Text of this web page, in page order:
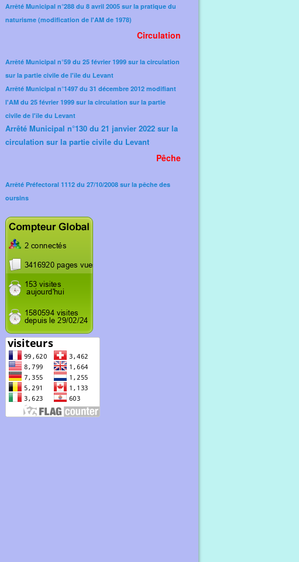
Arrêté Municipal n°288 du 8 avril 2005 sur la pratique du
naturisme (modification de l'AM de 1978)​
Circulation
Arrêté Municipal n°59 du 25 février 1999 sur la circulation
sur la partie civile de l'île du Levant
Arrêté Municipal n°1497 du 31 décembre 2012 modifiant
l'AM du 25 février 1999 sur la circulation sur la partie
civile de l'île du Levant
Arrêté Municipal n°130 du 21 janvier 2022 sur la
circulation sur la partie civile du Levant
Pêche
Arrêté Préfectoral 1112 du 27/10/2008 sur la pêche des
oursins